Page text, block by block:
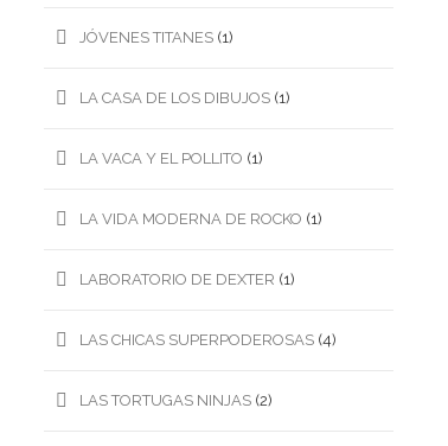
JÓVENES TITANES (1)
LA CASA DE LOS DIBUJOS (1)
LA VACA Y EL POLLITO (1)
LA VIDA MODERNA DE ROCKO (1)
LABORATORIO DE DEXTER (1)
LAS CHICAS SUPERPODEROSAS (4)
LAS TORTUGAS NINJAS (2)